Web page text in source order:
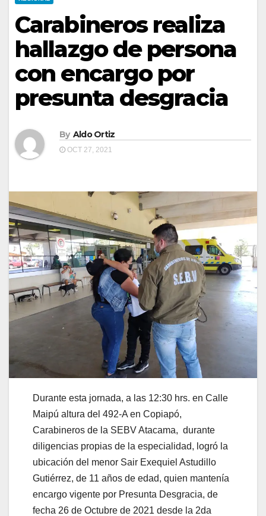
Carabineros realiza
hallazgo de persona
con encargo por
presunta desgracia
By Aldo Ortiz
OCT 27, 2021
Durante esta jornada, a las 12:30 hrs. en Calle
Maipú altura del 492-A en Copiapó,
Carabineros de la SEBV Atacama, durante
diligencias propias de la especialidad, logró la
ubicación del menor Sair Exequiel Astudillo
Gutiérrez, de 11 años de edad, quien mantenía
encargo vigente por Presunta Desgracia, de
fecha 26 de Octubre de 2021 desde la 2da